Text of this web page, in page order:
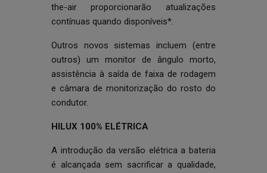
the-air proporcionarão atualizações
contínuas quando disponíveis*.
Outros novos sistemas incluem (entre
outros) um monitor de ângulo morto,
assistência à saída de faixa de rodagem
e câmara de monitorização do rosto do
condutor.
HILUX 100% ELÉTRICA
A introdução da versão elétrica a bateria
é alcançada sem sacrificar a qualidade,